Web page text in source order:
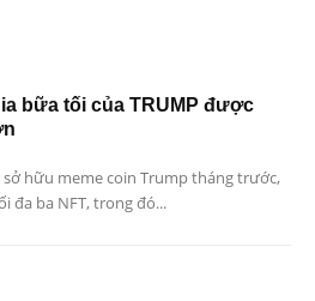
bữa tối của TRUMP được
hữu meme coin Trump tháng trước,
đa ba NFT, trong đó...